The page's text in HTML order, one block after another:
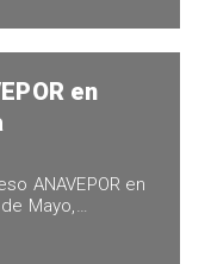
en
ANAVEPOR en
Mayo,…